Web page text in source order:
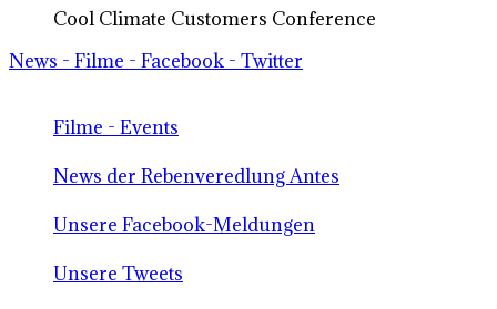
Cool Climate Customers Conference
News - Filme - Facebook - Twitter
Filme - Events
News der Rebenveredlung Antes
Unsere Facebook-Meldungen
Unsere Tweets